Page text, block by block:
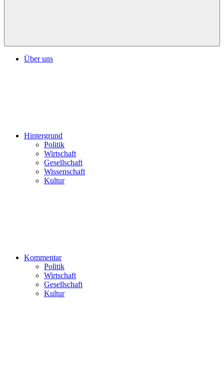
Über uns
Hintergrund
Politik
Wirtschaft
Gesellschaft
Wissenschaft
Kultur
Kommentar
Politik
Wirtschaft
Gesellschaft
Kultur